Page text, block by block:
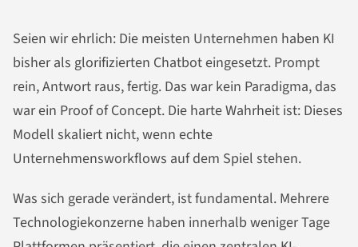
Seien wir ehrlich: Die meisten Unternehmen haben KI
bisher als glorifizierten Chatbot eingesetzt. Prompt
rein, Antwort raus, fertig. Das war kein Paradigma, das
war ein Proof of Concept. Die harte Wahrheit ist: Dieses
Modell skaliert nicht, wenn echte
Unternehmensworkflows auf dem Spiel stehen.
Was sich gerade verändert, ist fundamental. Mehrere
Technologiekonzerne haben innerhalb weniger Tage